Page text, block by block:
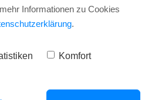
Google
Informationen zu Cookies
.
Komfort